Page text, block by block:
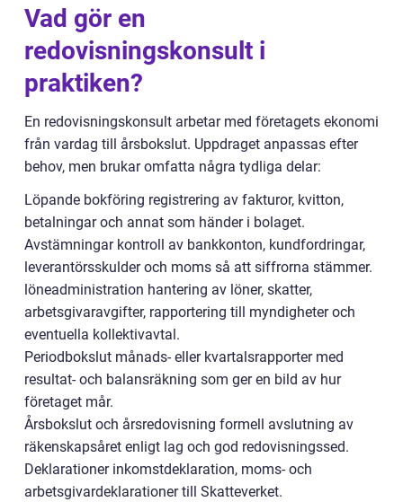
Vad gör en
redovisningskonsult i
praktiken?
En redovisningskonsult arbetar med företagets ekonomi
från vardag till årsbokslut. Uppdraget anpassas efter
behov, men brukar omfatta några tydliga delar:
Löpande bokföring registrering av fakturor, kvitton,
betalningar och annat som händer i bolaget.
Avstämningar kontroll av bankkonton, kundfordringar,
leverantörsskulder och moms så att siffrorna stämmer.
löneadministration hantering av löner, skatter,
arbetsgivaravgifter, rapportering till myndigheter och
eventuella kollektivavtal.
Periodbokslut månads- eller kvartalsrapporter med
resultat- och balansräkning som ger en bild av hur
företaget mår.
Årsbokslut och årsredovisning formell avslutning av
räkenskapsåret enligt lag och god redovisningssed.
Deklarationer inkomstdeklaration, moms- och
arbetsgivardeklarationer till Skatteverket.